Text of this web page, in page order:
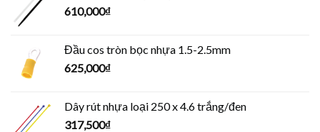
610,000₫
Đầu cos tròn bọc nhựa 1.5-2.5mm
625,000₫
Dây rút nhựa loại 250 x 4.6 trắng/đen
317,500₫